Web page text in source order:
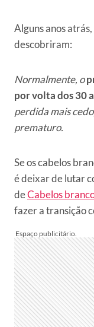
Alguns anos
descobriram:
Normalmente, o
por volta dos 30
perdida mais
prematuro.
Se os cabelos
é deixar de lutar
deCabelos
fazer a transição